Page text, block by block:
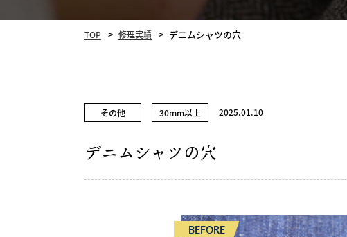
TOP 修理実績 デニムシャツの穴
その他 30mm以上 2025.01.10
デニムシャツの穴
BEFORE